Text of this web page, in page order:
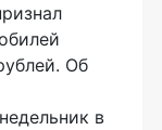
Об
в